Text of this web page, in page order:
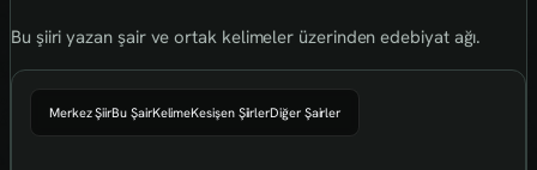
Bu şiiri yazan şair ve ortak kelimeler üzerinden edebiyat ağı.
Merkez ŞiirBu ŞairKelimeKesişen ŞiirlerDiğer Şairler